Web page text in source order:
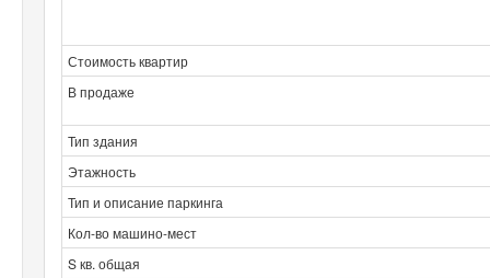
Стоимость квартир
В продаже
Тип здания
Этажность
Тип и описание паркинга
Кол-во машино-мест
S кв. общая